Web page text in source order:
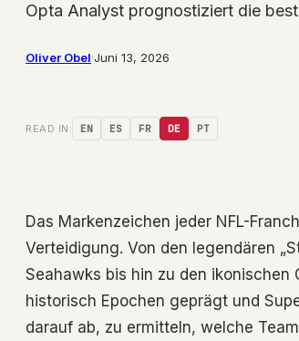
Opta Analyst prognostiziert die
Oliver Obel·Juni 13, 2026
READ IN: EN ES FR DE PT
Das Markenzeichen jeder NFL-
Verteidigung. Von den legendären
Seahawks bis hin zu den
historisch Epochen geprägt und
darauf ab, zu ermitteln, welche